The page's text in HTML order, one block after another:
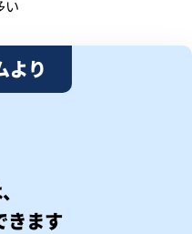
い
より
きます